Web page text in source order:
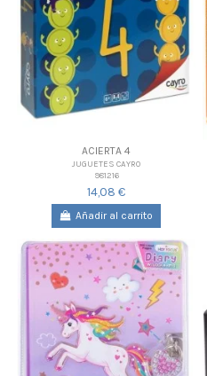
ACIERTA 4
JUGUETES CAYRO
981216
14,08 €
Añadir al carrito